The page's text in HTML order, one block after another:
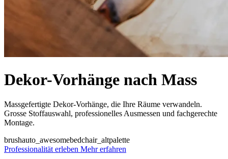
Dekor-Vorhänge nach Mass
Massgefertigte Dekor-Vorhänge, die Ihre Räume verwandeln.
Grosse Stoffauswahl, professionelles Ausmessen und fachgerechte
Montage.
brushauto_awesomebedchair_altpalette
Professionalität erleben Mehr erfahren